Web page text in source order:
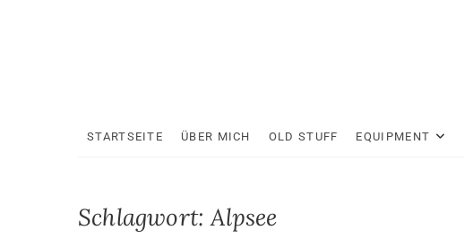
STARTSEITE ÜBER MICH OLD STUFF EQUIPMENT
Schlagwort:Alpsee